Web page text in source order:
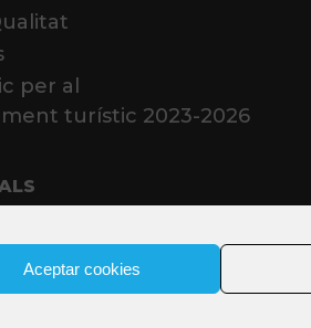
Aceptar cookies
per al
turístic 2023-2026